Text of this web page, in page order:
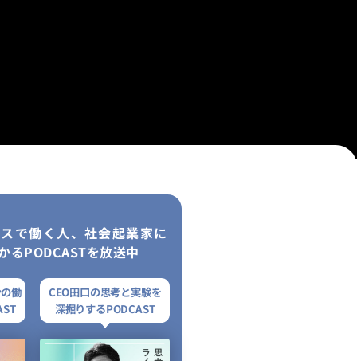
で働く人、社会起業家に
るPODCASTを放送中
働
CEO田口の思考と実験を
深掘りするPODCAST